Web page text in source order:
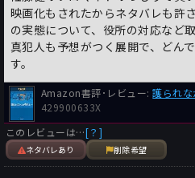
上記の引用は、市民からの不正
れた一節。
生活できないふりをして、余分な
したら、まあ穏やかな気持ちでは
しょうか。そういう人がいること
できない人に保護が行き渡らない
まさしくこの問題を描いた一冊と
る部分が多いのではないでしょうか
途中も読後も、ずっと気持ちが
ないままな作品。楽しく読書した
映画化もされたからネタバレも許
の実態について、役所の対応など
真犯人も予想がつく展開で、どん
す。
Amazon書評･レビュー:護られ
429900633X
このレビューは…[？]
ネタバレあり 削除希望